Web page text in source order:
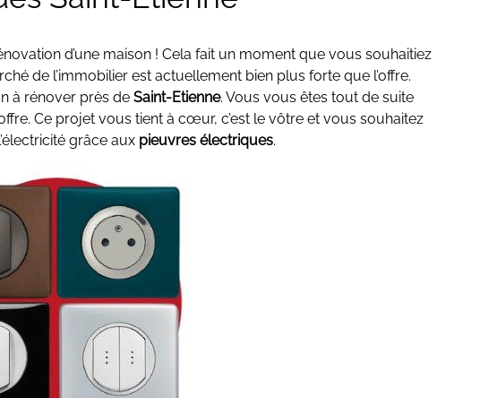
d’une maison ! Cela fait un moment que vous souhaitiez
de l’immobilier est actuellement bien plus forte que l’offre.
à rénover près de Saint-Etienne. Vous vous êtes tout de suite
Ce projet vous tient à cœur, c’est le vôtre et vous souhaitez
grâce aux pieuvres électriques.